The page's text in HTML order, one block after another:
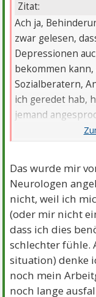
Zitat:
Ach ja,
zwar gelesen,
Depressionen
bekommen
Sozialberatern,
ich geredet hab,
jemand
bin nicht krank
wahlweise auch
ist, also ignorier
darum.
Das wurde mir
Neurologen
nicht, weil ich
(oder mir nicht
dass ich dies
schlechter fühle.
situation) denke
noch mein
noch lange